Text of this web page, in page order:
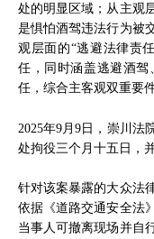
处的明显区域；从主观
是惧怕酒驾违法行为被
观层面的“逃避法律责
任，同时涵盖逃避酒
任，综合主客观双重要
2025年9月9日，崇川法
处拘役三个月十五日，
针对该案暴露的大众法
依据《道路交通安全法
当事人可撤离现场并自